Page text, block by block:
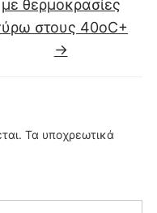
με θερμοκρασίες
στους 40οC+
→
Τα υποχρεωτικά